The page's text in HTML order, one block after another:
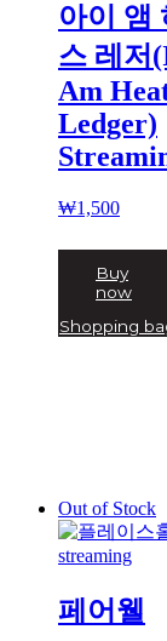
아이 앰
스 레저
Am
Ledger)
₩1,500
Buy
now
Shopping
Out of Stock
streaming
페어웰